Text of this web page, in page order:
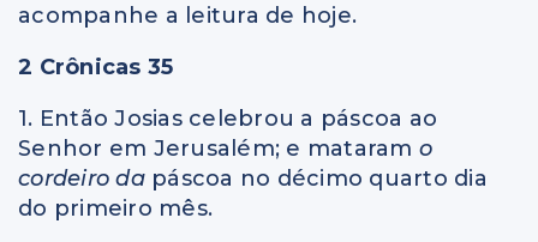
acompanhe a leitura de hoje.
2 Crônicas 35
1. Então Josias celebrou a páscoa ao
Senhor em Jerusalém; e mataram o
cordeiro da páscoa no décimo quarto dia
do primeiro mês.